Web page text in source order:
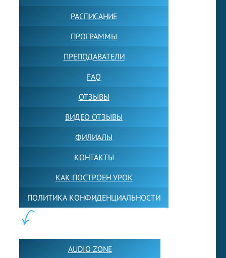
РАСПИСАНИЕ
ПРОГРАММЫ
ПРЕПОДАВАТЕЛИ
FAQ
ОТЗЫВЫ
ВИДЕО ОТЗЫВЫ
ФИЛИАЛЫ
КОНТАКТЫ
КАК ПОСТРОЕН УРОК
ПОЛИТИКА КОНФИДЕНЦИАЛЬНОСТИ
AUDIO ZONE